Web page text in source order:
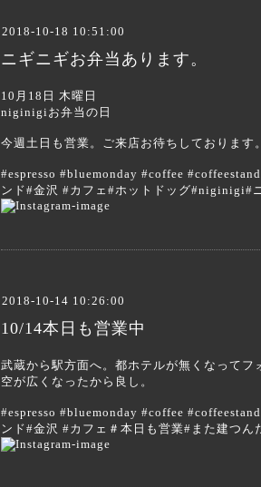
2018-10-18 10:51:00
ニギニギお弁当あります。
10月18日 木曜日
niginigiお弁当の日
今週土日も営業。ご来店お待ちしております。
#espresso #bluemonday #coffee
ンド#金沢 #カフェ#ホットドッグ#niginigi#
2018-10-14 10:26:00
10/14本日も営業中
武蔵から駅方面へ。都ホテルが無くなってフ
空が広くなったから良し。
#espresso #bluemonday #coffee
ンド#金沢 #カフェ＃本日も営業#また建つん